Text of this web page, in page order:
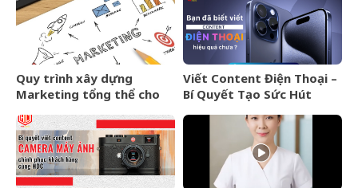
Quy trình xây dựng
Marketing tổng thể cho
Viết Content Điện Thoại –
Bí Quyết Tạo Sức Hút
Trường Cạnh Tranh